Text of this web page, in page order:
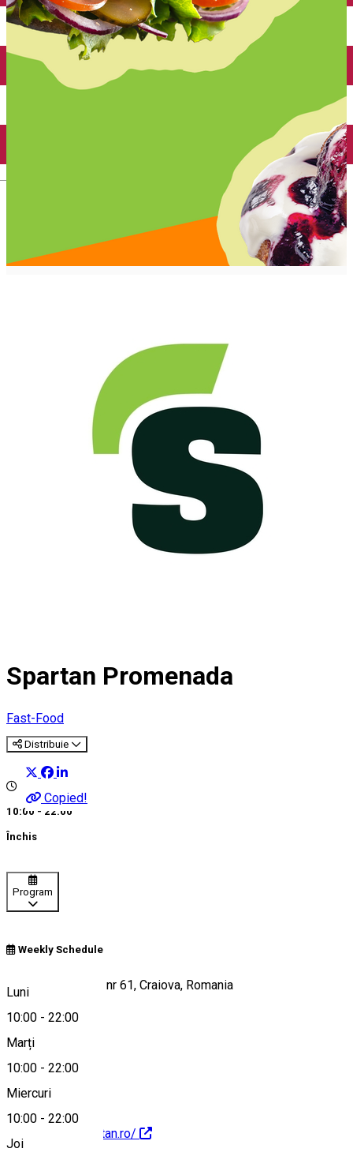
Închirieri auto
Închirieri biciclete
Taxi
Încărcare vehicule electrice
Spartan Promenada
Fast-Food
Distribuie
Copied!
10:00 - 22:00
Închis
Program
Weekly Schedule
Luni
10:00 - 22:00
Marți
10:00 - 22:00
Miercuri
10:00 - 22:00
Joi
Calea Severinului, nr 61, Craiova, Romania
Hartă
https://www.spartan.ro/